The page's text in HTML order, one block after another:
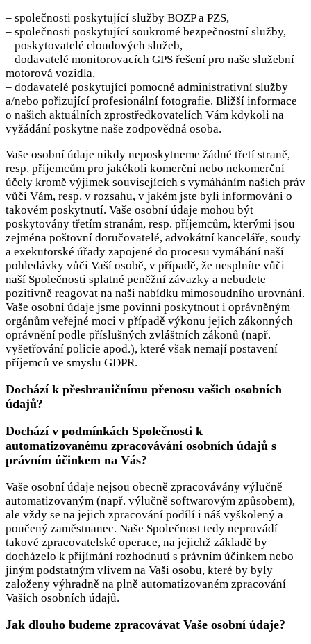
– společnosti poskytující služby BOZP a PZS,
– společnosti poskytující soukromé bezpečnostní služby,
– poskytovatelé cloudových služeb,
– dodavatelé monitorovacích GPS řešení pro naše služební
motorová vozidla,
– dodavatelé poskytující pomocné administrativní služby
a/nebo pořizující profesionální fotografie. Bližší informace
o našich aktuálních zprostředkovatelích Vám kdykoli na
vyžádání poskytne naše zodpovědná osoba.
Vaše osobní údaje nikdy neposkytneme žádné třetí straně,
resp. příjemcům pro jakékoli komerční nebo nekomerční
účely kromě výjimek souvisejících s vymáháním našich práv
vůči Vám, resp. v rozsahu, v jakém jste byli informováni o
takovém poskytnutí. Vaše osobní údaje mohou být
poskytovány třetím stranám, resp. příjemcům, kterými jsou
zejména poštovní doručovatelé, advokátní kanceláře, soudy
a exekutorské úřady zapojené do procesu vymáhání naší
pohledávky vůči Vaší osobě, v případě, že nesplníte vůči
naší Společnosti splatné peněžní závazky a nebudete
pozitivně reagovat na naši nabídku mimosoudního urovnání.
Vaše osobní údaje jsme povinni poskytnout i oprávněným
orgánům veřejné moci v případě výkonu jejich zákonných
oprávnění podle příslušných zvláštních zákonů (např.
vyšetřování policie apod.), které však nemají postavení
příjemců ve smyslu GDPR.
Dochází k přeshraničnímu přenosu vašich osobních
údajů?
Dochází v podmínkách Společnosti k
automatizovanému zpracovávání osobních údajů s
právním účinkem na Vás?
Vaše osobní údaje nejsou obecně zpracovávány výlučně
automatizovaným (např. výlučně softwarovým způsobem),
ale vždy se na jejich zpracování podílí i náš vyškolený a
poučený zaměstnanec. Naše Společnost tedy neprovádí
takové zpracovatelské operace, na jejichž základě by
docházelo k přijímání rozhodnutí s právním účinkem nebo
jiným podstatným vlivem na Vaši osobu, které by byly
založeny výhradně na plně automatizovaném zpracování
Vašich osobních údajů.
Jak dlouho budeme zpracovávat Vaše osobní údaje?